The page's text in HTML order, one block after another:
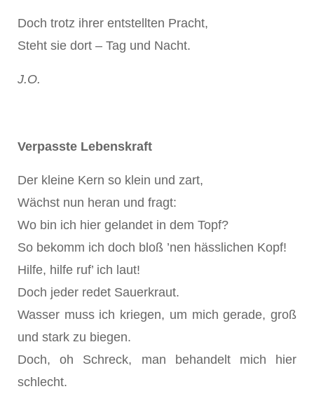
Doch trotz ihrer entstellten Pracht,
Steht sie dort – Tag und Nacht.
J.O.
Verpasste Lebenskraft
Der kleine Kern so klein und zart,
Wächst nun heran und fragt:
Wo bin ich hier gelandet in dem Topf?
So bekomm ich doch bloß ’nen hässlichen Kopf!
Hilfe, hilfe ruf’ ich laut!
Doch jeder redet Sauerkraut.
Wasser muss ich kriegen, um mich gerade, groß
und stark zu biegen.
Doch, oh Schreck, man behandelt mich hier
schlecht.